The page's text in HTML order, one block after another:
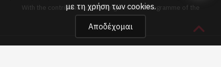
With the contribution of the Single Market Programme of the
European Union
με τηχρήση των cookies.
Αποδέχομαι